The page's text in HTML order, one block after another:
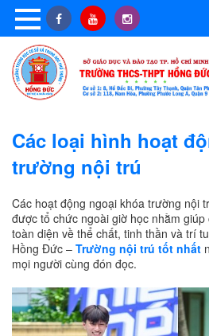
Các loại hình hoạt
trường nội trú
Các hoạt động ngoại khóa trường nội
được tổ chức ngoài giờ học nhằm
toàn diện về thể chất, tinh thần và trí
Hồng Đức – Trường nội trú tốt nhất
mọi người cùng đón đọc.